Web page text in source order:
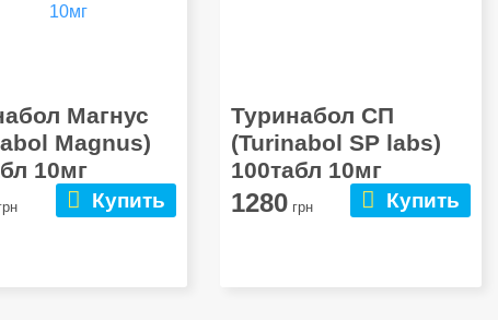
Магнус
Magnus)
10мг
Купить
Туринабол СП
(Turinabol SP labs)
100табл 10мг
1280 грн Купить